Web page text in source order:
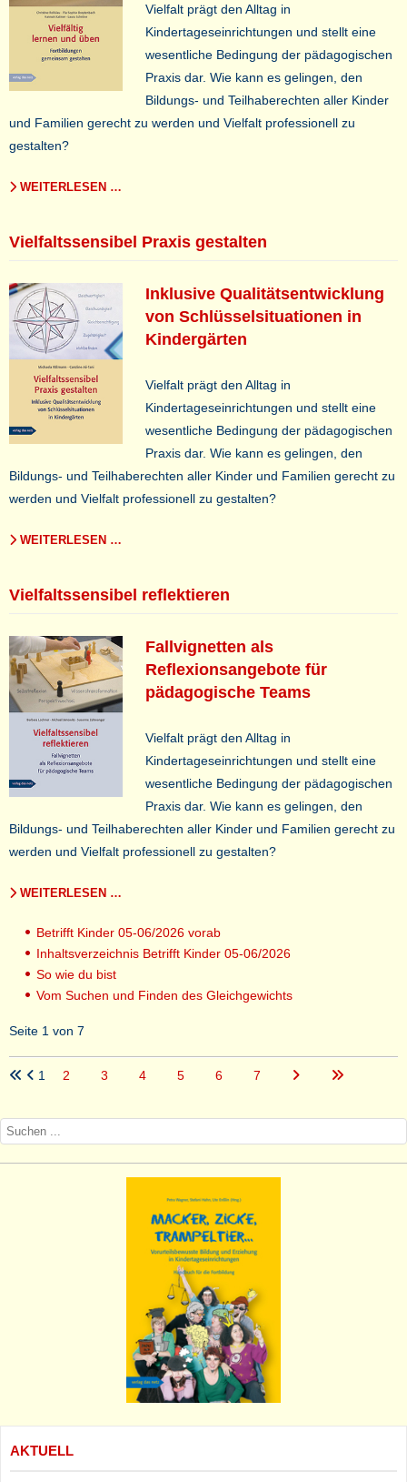
Vielfalt prägt den Alltag in
Kindertageseinrichtungen und stellt eine
wesentliche Bedingung der pädagogischen
Praxis dar. Wie kann es gelingen, den
Bildungs- und Teilhaberechten aller Kinder
und Familien gerecht zu werden und Vielfalt professionell zu
gestalten?
WEITERLESEN …
Vielfaltssensibel Praxis gestalten
Inklusive Qualitätsentwicklung
von Schlüsselsituationen in
Kindergärten
Vielfalt prägt den Alltag in
Kindertageseinrichtungen und stellt eine
wesentliche Bedingung der pädagogischen
Praxis dar. Wie kann es gelingen, den
Bildungs- und Teilhaberechten aller Kinder und Familien gerecht zu
werden und Vielfalt professionell zu gestalten?
WEITERLESEN …
Vielfaltssensibel reflektieren
Fallvignetten als
Reflexionsangebote für
pädagogische Teams
Vielfalt prägt den Alltag in
Kindertageseinrichtungen und stellt eine
wesentliche Bedingung der pädagogischen
Praxis dar. Wie kann es gelingen, den
Bildungs- und Teilhaberechten aller Kinder und Familien gerecht zu
werden und Vielfalt professionell zu gestalten?
WEITERLESEN …
Betrifft Kinder 05-06/2026 vorab
Inhaltsverzeichnis Betrifft Kinder 05-06/2026
So wie du bist
Vom Suchen und Finden des Gleichgewichts
Seite 1 von 7
1 2 3 4 5 6 7
AKTUELL